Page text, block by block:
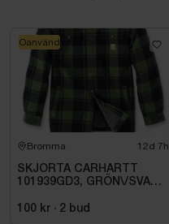
Bromma 12d 7h
SKJORTA CARHARTT
101939GD3, GRÖN\/SVART
100 kr · 2 bud
Oanvänd